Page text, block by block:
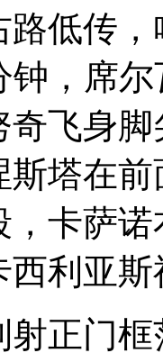
低传
钟，席
飞身
斯塔在
，卡萨
利亚
射正门